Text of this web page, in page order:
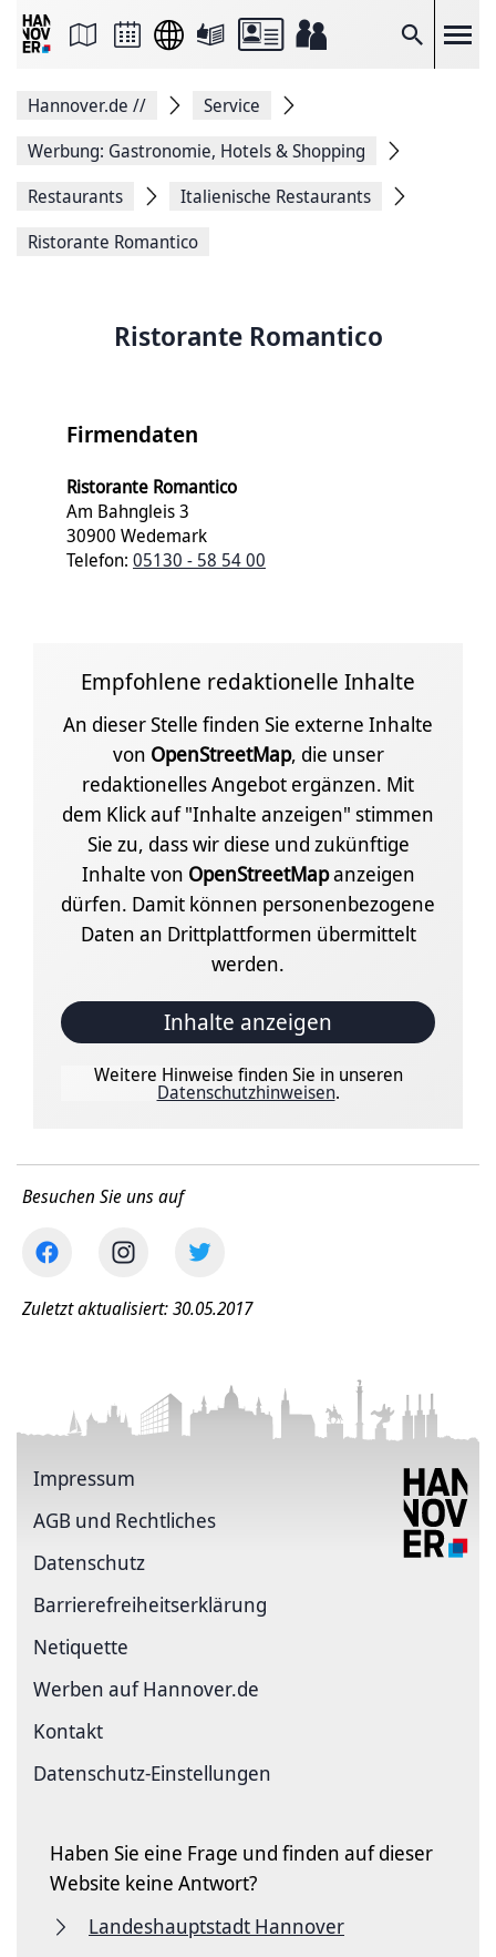
Suche
Seite
Facebook
teilen
Seitenlink
Seite
Hannover.de //
Service
Werbung: Gastronomie, Hotels & Shopping
Restaurants
Italienische Restaurants
Ristorante Romantico
Ristorante Romantico
Firmendaten
Ristorante Romantico
Am Bahngleis 3
30900 Wedemark
Telefon: 05130 - 58 54 00
Empfohlene redaktionelle Inhalte
An dieser Stelle finden Sie externe Inhalte
von OpenStreetMap, die unser
redaktionelles Angebot ergänzen. Mit
dem Klick auf "Inhalte anzeigen" stimmen
Sie zu, dass wir diese und zukünftige
Inhalte von OpenStreetMapanzeigen
dürfen. Damit können personenbezogene
Daten an Drittplattformen übermittelt
werden.
Inhalte anzeigen
Weitere Hinweise finden Sie in unseren
Datenschutzhinweisen.
Besuchen Sie uns auf
Zuletzt aktualisiert: 30.05.2017
Impressum
AGB und Rechtliches
Datenschutz
Barriere­freiheits­erklärung
Netiquette
Werben auf Hannover.de
Kontakt
Datenschutz-Einstellungen
Haben Sie eine Frage und finden auf dieser
Website keine Antwort?
Landeshauptstadt Hannover